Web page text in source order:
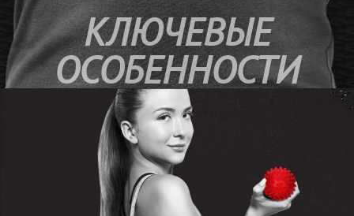
КЛЮЧЕВЫЕ
ОСОБЕННОСТИ